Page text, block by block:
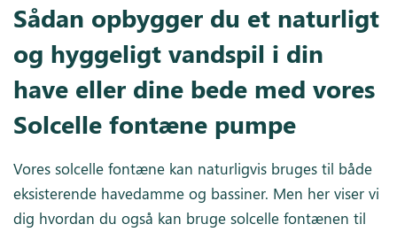
Sådan opbygger du et naturligt
og hyggeligt vandspil i din
have eller dine bede med vores
Solcelle fontæne pumpe
Vores solcelle fontæne kan naturligvis bruges til både
eksisterende havedamme og bassiner. Men her viser vi
dig hvordan du også kan bruge solcelle fontænen til